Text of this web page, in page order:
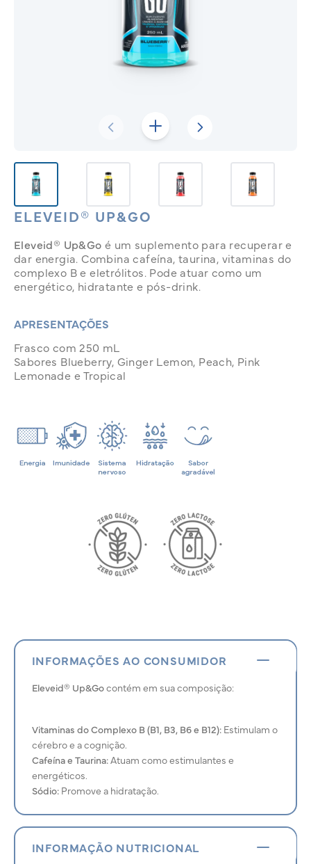
ELEVEID® UP&GO
Eleveid® Up&Go é um suplemento para recuperar e
dar energia. Combina cafeína, taurina, vitaminas do
complexo B e eletrólitos. Pode atuar como um
energético, hidratante e pós-drink.
APRESENTAÇÕES
Frasco com 250 mL
Sabores Blueberry, Ginger Lemon, Peach, Pink
Lemonade e Tropical
INFORMAÇÕES AO CONSUMIDOR
Eleveid® Up&Gocontém em sua composição:
Vitaminas do Complexo B (B1, B3, B6 e B12):Estimulam o
cérebro e a cognição.
Cafeína e Taurina:Atuam como estimulantes e
energéticos.
Sódio:Promove a hidratação.
INFORMAÇÃO NUTRICIONAL